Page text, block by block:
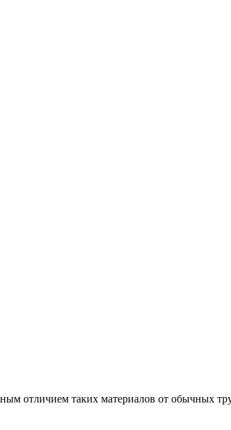
отличием таких материалов от обычных